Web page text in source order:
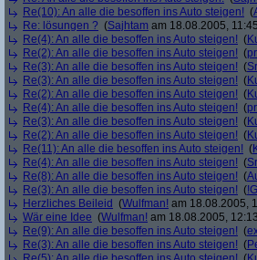
Re(10): An alle die besoffen ins Auto steigen! (
Re: lösungen ? (Sajhtam am 18.08.2005,
Re(4): An alle die besoffen ins Auto steigen! (
Re(2): An alle die besoffen ins Auto steigen! (
Re(3): An alle die besoffen ins Auto steigen! (
Re(3): An alle die besoffen ins Auto steigen! (
Re(2): An alle die besoffen ins Auto steigen! (
Re(4): An alle die besoffen ins Auto steigen! (
Re(3): An alle die besoffen ins Auto steigen! (
Re(2): An alle die besoffen ins Auto steigen! (
Re(11): An alle die besoffen ins Auto steigen! (
Re(4): An alle die besoffen ins Auto steigen! (
Re(8): An alle die besoffen ins Auto steigen! (
Re(3): An alle die besoffen ins Auto steigen! (
Herzliches Beileid (Wulfman! am 18.08.2005,
Wär eine Idee (Wulfman! am 18.08.2005,
Re(9): An alle die besoffen ins Auto steigen! (
Re(3): An alle die besoffen ins Auto steigen! (